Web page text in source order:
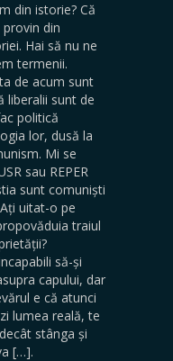
din istorie? Că
din
Hai să nu ne
termenii.
de acum sunt
liberalii sunt de
politică
lor, dusă la
Mi se
sau REPER
sunt comuniști
uitat-o pe
traiul
să-și
capului, dar
e că atunci
lumea reală, te
stânga și
[…].